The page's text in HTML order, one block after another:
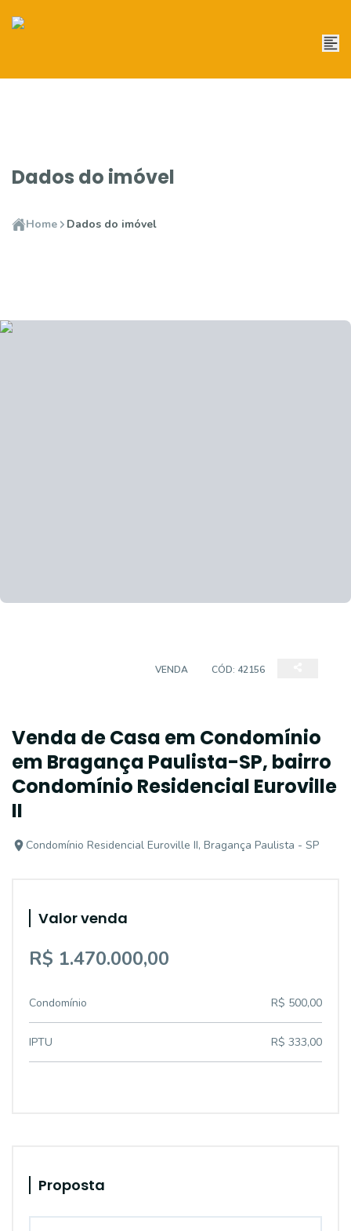
Dados do imóvel
Home Dados do imóvel
VENDA CÓD: 42156
Venda de Casa em Condomínio
em Bragança Paulista-SP, bairro
Condomínio Residencial Euroville
II
Condomínio Residencial Euroville II, Bragança Paulista - SP
Valor venda
R$ 1.470.000,00
Condomínio R$ 500,00
IPTU R$ 333,00
Proposta